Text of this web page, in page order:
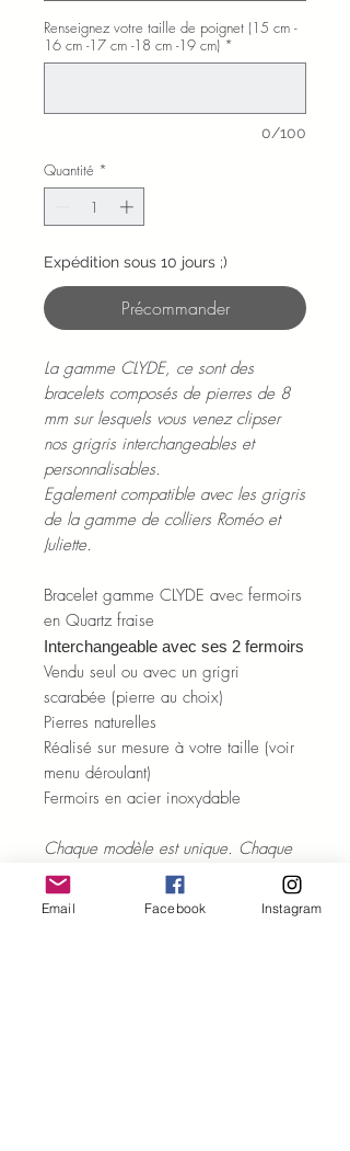
Renseignez votre taille de poignet (15 cm -
16 cm -17 cm -18 cm -19 cm) *
0/100
Quantité *
Expédition sous 10 jours ;)
Précommander
La gamme CLYDE, ce sont des
bracelets composés de pierres de 8
mm sur lesquels vous venez clipser
nos grigris interchangeables et
personnalisables.
Egalement compatible avec les grigris
de la gamme de colliers Roméo et
Juliette.
Bracelet gamme CLYDE avec fermoirs
en Quartz fraise
Interchangeable avec ses 2 fermoirs
Vendu seul ou avec un grigri
scarabée (pierre au choix)
Pierres naturelles
Réalisé sur mesure à votre taille (voir
menu déroulant)
Fermoirs en acier inoxydable
Chaque modèle est unique. Chaque
pierre est unique.
Certains détails peuvent varier par
Email Facebook Instagram